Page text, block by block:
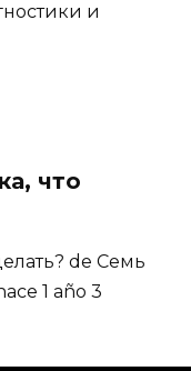
и
что
de Семь
1 año 3